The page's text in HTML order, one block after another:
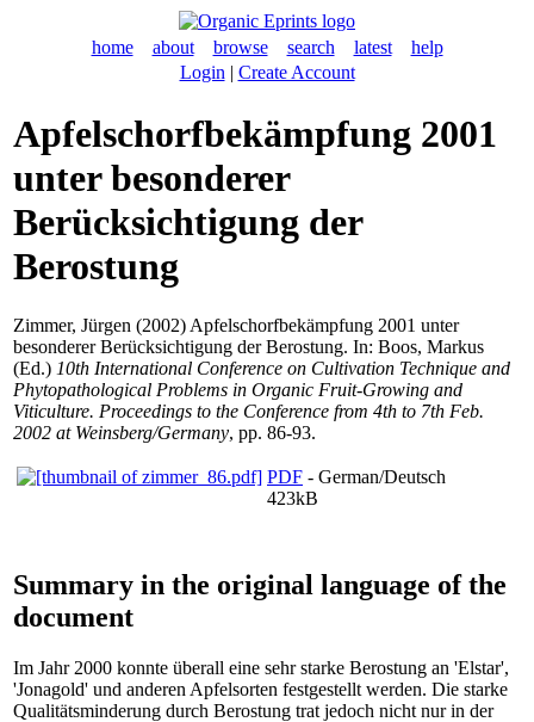
home about browse search latest
help
Login | Create Account
Apfelschorfbekämpfung 2001
unter besonderer
Berücksichtigung der
Berostung
Zimmer, Jürgen (2002) Apfelschorfbekämpfung 2001 unter
besonderer Berücksichtigung der Berostung. In: Boos, Markus
(Ed.) 10th International Conference on Cultivation Technique and
Phytopathological Problems in Organic Fruit-Growing and
Viticulture. Proceedings to the Conference from 4th to 7th Feb.
2002 at Weinsberg/Germany, pp. 86-93.
PDF - German/Deutsch
423kB
Summary in the original language of the
document
Im Jahr 2000 konnte überall eine sehr starke Berostung an 'Elstar',
'Jonagold' und anderen Apfelsorten festgestellt werden. Die starke
Qualitätsminderung durch Berostung trat jedoch nicht nur in der